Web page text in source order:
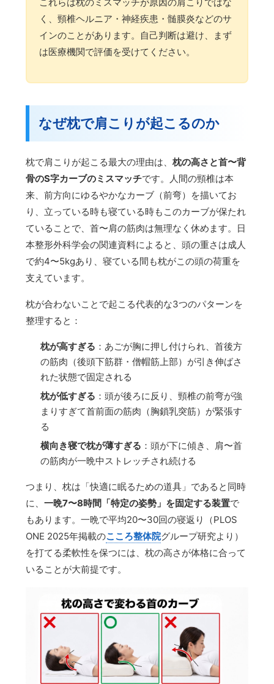
く、頸椎ヘルニア・神経疾患・髄膜炎などのサ
インのことがあります。自己判断は避け、まず
は医療機関で評価を受けてください。
なぜ枕で肩こりが起こるのか
枕で肩こりが起こる最大の理由は、枕の高さと首〜背
骨のS字カーブのミスマッチです。人間の頸椎は本
来、前方向にゆるやかなカーブ（前弯）を描いてお
り、立っている時も寝ている時もこのカーブが保たれ
ていることで、首〜肩の筋肉は無理なく休めます。日
本整形外科学会の関連資料によると、頭の重さは成人
で約4〜5kgあり、寝ている間も枕がこの頭の荷重を
支えています。
枕が合わないことで起こる代表的な3つのパターンを
整理すると：
枕が高すぎる ：あごが胸に押し付けられ、首後方
の筋肉（後頭下筋群・僧帽筋上部）が引き伸ばさ
れた状態で固定される
枕が低すぎる ：頭が後ろに反り、頸椎の前弯が強
まりすぎて首前面の筋肉（胸鎖乳突筋）が緊張す
る
横向き寝で枕が薄すぎる ：頭が下に傾き、肩〜首
の筋肉が一晩中ストレッチされ続ける
つまり、枕は「快適に眠るための道具」であると同時
に、一晩7〜8時間「特定の姿勢」を固定する装置で
もあります。一晩で平均20〜30回の寝返り（PLOS
ONE 2025年掲載のこころ整体院グループ研究より）
を打てる柔軟性を保つには、枕の高さが体格に合って
いることが大前提です。